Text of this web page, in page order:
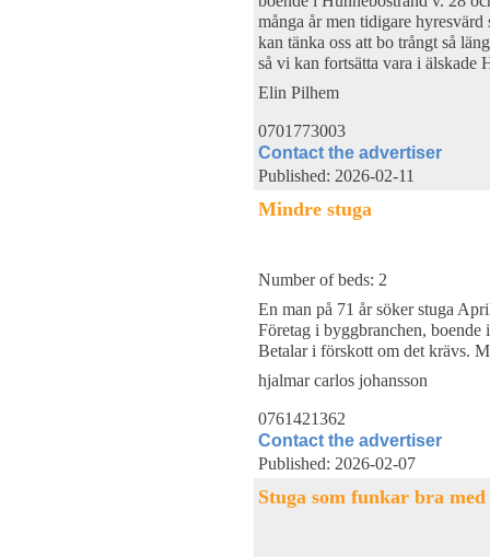
många år men tidigare
kan tänka oss att bo trångt så
så vi kan fortsätta vara i älskade
Elin Pilhem
0701773003
Contact the advertiser
Published: 2026-02-11
Mindre stuga
Number of beds: 2
En man på 71 år söker stuga
Företag i byggbranchen,
Betalar i förskott om det krävs.
hjalmar carlos johansson
0761421362
Contact the advertiser
Published: 2026-02-07
Stuga som funkar bra